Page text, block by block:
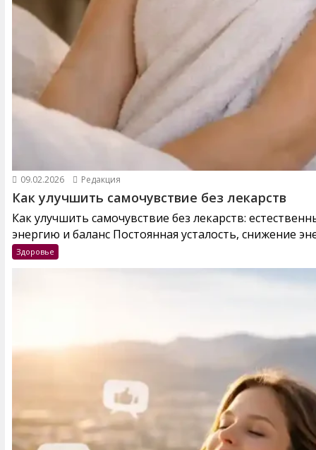
09.02.2026 Редакция
Как улучшить самочувствие без лекарств
Как улучшить самочувствие без лекарств:
энергию и баланс Постоянная усталость, снижение
Здоровье